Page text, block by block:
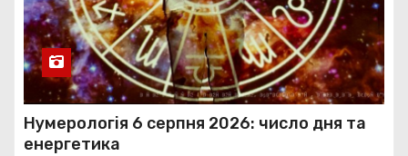
Нумерологія 6 серпня 2026: число дня та
енергетика